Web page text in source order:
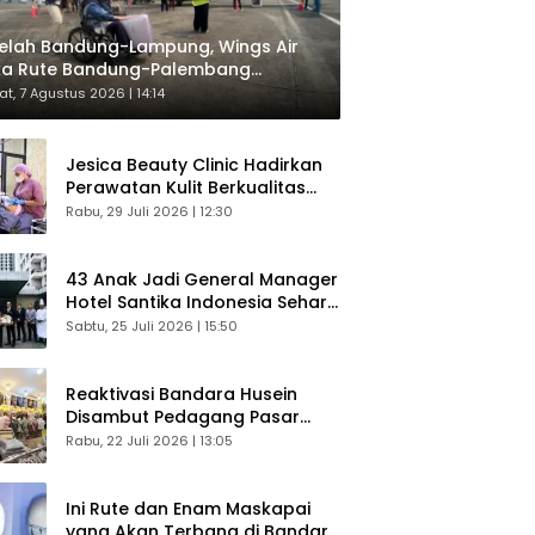
Bandung-Lampung, Wings Air
Rute Bandung-Palembang
Langsung Penumpang
7 Agustus 2026 | 14:14
Jesica Beauty Clinic Hadirkan
Perawatan Kulit Berkualitas
Plus Konsultasi Gratis
Rabu, 29 Juli 2026 | 12:30
43 Anak Jadi General Manager
Hotel Santika Indonesia Sehari
Sukses Digelar
Sabtu, 25 Juli 2026 | 15:50
Reaktivasi Bandara Husein
Disambut Pedagang Pasar
Baru, Diyakini Bangkitkan
Rabu, 22 Juli 2026 | 13:05
Ini Rute dan Enam Maskapai